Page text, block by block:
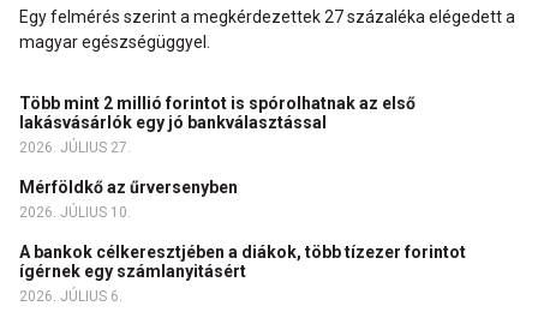
Egy felmérés szerint a megkérdezettek 27 százaléka elégedett a
magyar egészségüggyel.
Több mint 2 millió forintot is spórolhatnak az első
lakásvásárlók egy jó bankválasztással
2026. JÚLIUS 27.
Mérföldkő az űrversenyben
2026. JÚLIUS 10.
A bankok célkeresztjében a diákok, több tízezer forintot
ígérnek egy számlanyitásért
2026. JÚLIUS 6.